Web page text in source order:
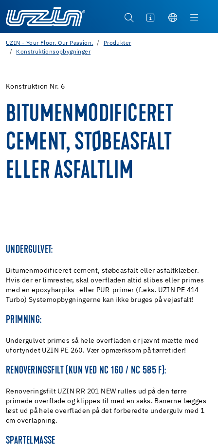
UZIN - Your Floor. Our Passion.
Produkter
Konstruktionsopbygninger
Konstruktion Nr. 6
BITUMENMODIFICERET
CEMENT, STØBEASFALT
ELLER ASFALTLIM
UNDERGULVET:
Bitumenmodificeret cement, støbeasfalt eller asfaltklæber.
Hvis der er limrester, skal overfladen altid slibes eller primes
med en epoxyharpiks- eller PUR-primer (f.eks. UZIN PE 414
Turbo) Systemopbygningerne kan ikke bruges på vejasfalt!
PRIMNING:
Undergulvet primes så hele overfladen er jævnt mætte med
ufortyndet UZIN PE 260. Vær opmærksom på tørretider!
RENOVERINGSFILT (KUN VED NC 160 / NC 585 F):
Renoveringsfilt UZIN RR 201 NEW rulles ud på den tørre
primede overflade og klippes til med en saks. Banerne lægges
løst ud på hele overfladen på det forberedte undergulv med 1
cm overlapning.
SPARTELMASSE